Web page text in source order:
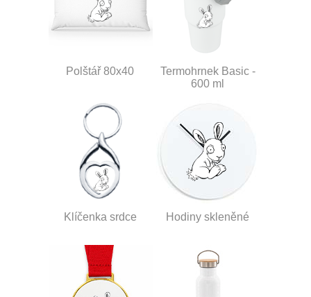
Polštář 80x40
Termohrnek Basic -
600 ml
Klíčenka srdce Hodiny skleněné